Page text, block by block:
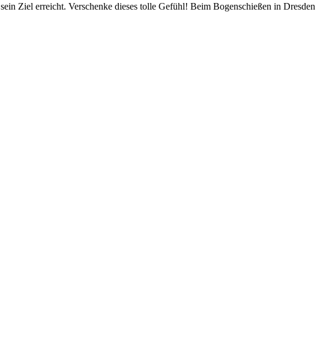
sein Ziel erreicht. Verschenke dieses tolle Gefühl! Beim Bogenschießen in Dresden